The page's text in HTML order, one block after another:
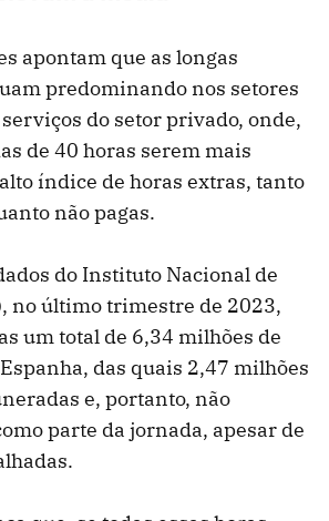
apontam que as longas
predominando nos setores
do setor privado, onde,
de 40 horas serem mais
índice de horas extras, tanto
não pagas.
do Instituto Nacional de
no último trimestre de 2023,
um total de 6,34 milhões de
das quais 2,47 milhões
e, portanto, não
parte da jornada, apesar de